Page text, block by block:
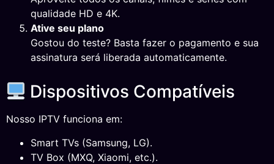
qualidade HD e 4K.
Ative seu plano
Gostou do teste? Basta fazer o pagamento e sua
assinatura será liberada automaticamente.
Dispositivos Compatíveis
Nosso IPTV funciona em:
Smart TVs (Samsung, LG).
TV Box (MXQ, Xiaomi, etc.).